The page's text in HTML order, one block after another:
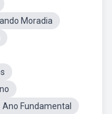
Moradia
Fundamental